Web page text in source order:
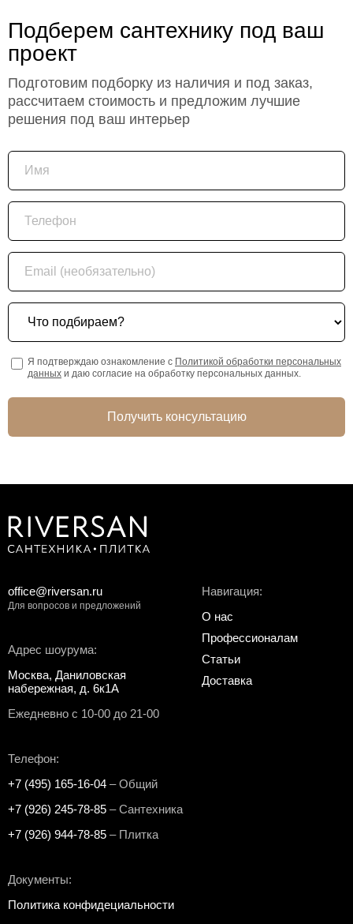
Подберем сантехнику под ваш
проект
Подготовим подборку из наличия и под заказ,
рассчитаем стоимость и предложим лучшие
решения под ваш интерьер
Имя
Телефон
Email (необязательно)
Что подбираем?
Я подтверждаю ознакомление с Политикой обработки персональных
данных и даю согласие на обработку персональных данных.
Получить консультацию
Адрес шоурума:
Москва, Даниловская
набережная, д. 6к1А
Ежедневно с 10-00 до 21-00
Телефон:
+7 (495) 165-16-04 – Общий
+7 (926) 245-78-85 – Сантехника
+7 (926) 944-78-85 – Плитка
Документы:
Политика конфидециальности
Навигация:
О нас
Профессионалам
Статьи
Доставка
office@riversan.ru
Для вопросов и предложений